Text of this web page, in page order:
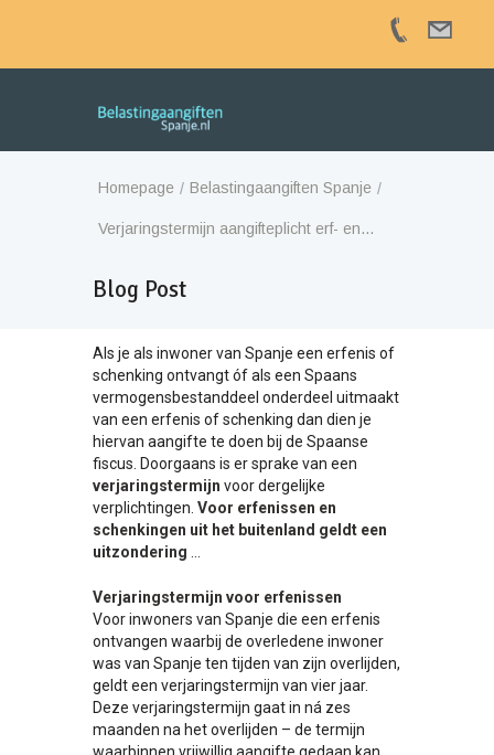
Homepage Belastingaangiften Spanje
Verjaringstermijn aangifteplicht erf- en...
Blog Post
Als je als inwoner van Spanje een erfenis of
schenking ontvangt óf als een Spaans
vermogensbestanddeel onderdeel uitmaakt
van een erfenis of schenking dan dien je
hiervan aangifte te doen bij de Spaanse
fiscus. Doorgaans is er sprake van een
verjaringstermijn voor dergelijke
verplichtingen. Voor erfenissen en
schenkingen uit het buitenland geldt een
uitzondering
Verjaringstermijn voor erfenissen
Voor inwoners van Spanje die een erfenis
ontvangen waarbij de overledene inwoner
was van Spanje ten tijden van zijn overlijden,
geldt een verjaringstermijn van vier jaar.
Deze verjaringstermijn gaat in ná zes
maanden na het overlijden – de termijn
waarbinnen vrijwillig aangifte gedaan kan